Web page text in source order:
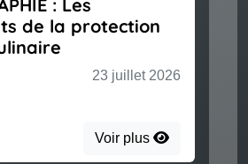
: Les
de la protection
23 juillet 2026
Voir plus